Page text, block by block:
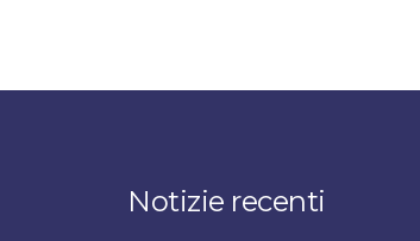
Notizie recenti